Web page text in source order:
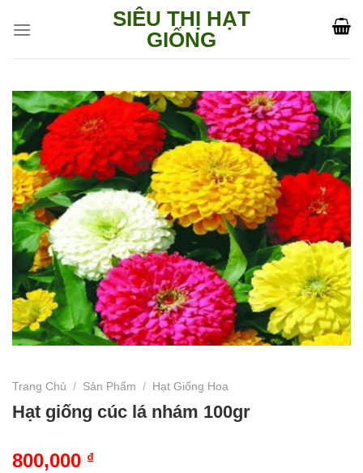
SIÊU THỊ HẠT
GIỐNG
Trang Chủ / Sản Phẩm / Hạt Giống Hoa
Hạt giống cúc lá nhám 100gr
800,000 ₫